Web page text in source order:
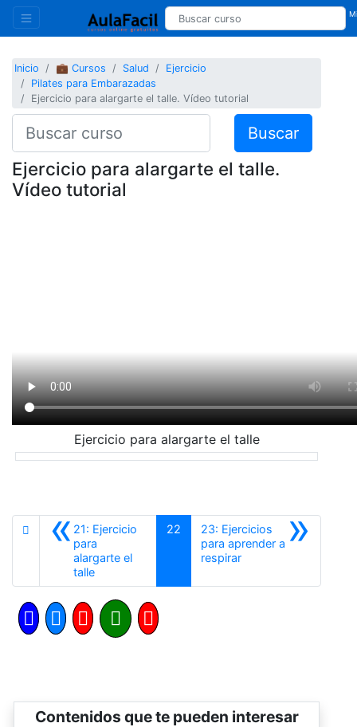
Inicio 💼 Cursos Salud
Ejercicio
Pilates para Embarazadas
Ejercicio para alargarte el talle. Vídeo tutorial
Buscar
Ejercicio para alargarte el talle.
Vídeo tutorial
Ejercicio para alargarte el talle
«21: Ejercicio
para
alargarte el
talleAnterior
22 »
23: Ejercicios
para aprender a
respirarSiguiente
Contenidos que te pueden interesar